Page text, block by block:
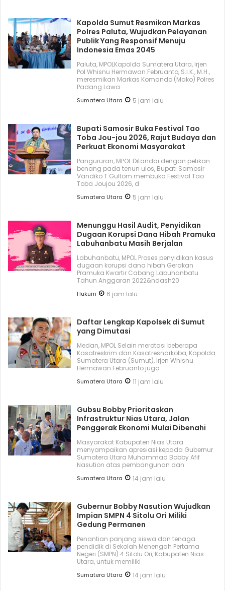
Kapolda Sumut Resmikan Markas
Polres Paluta, Wujudkan Pelayanan
Publik Yang Responsif Menuju
Indonesia Emas 2045
Paluta, MPOLKapolda Sumatera Utara, Irjen
Pol Whisnu Hermawan Februanto, S.I.K., M.H.,
meresmikan Markas Komando (Mako) Polres
Padang Lawa
Sumatera Utara 5 jam lalu
Bupati Samosir Buka Festival Tao
Toba Jou-jou 2026, Rajut Budaya dan
Perkuat Ekonomi Masyarakat
Pangururan, MPOL Ditandai dengan petikan
benang pada tenun ulos, Bupati Samosir
Vandiko T Gultom membuka Festival Tao
Toba Joujou 2026, d
Sumatera Utara 5 jam lalu
Menunggu Hasil Audit, Penyidikan
Dugaan Korupsi Dana Hibah Pramuka
Labuhanbatu Masih Berjalan
Labuhanbatu, MPOL Proses penyidikan kasus
dugaan korupsi dana hibah Gerakan
Pramuka Kwartir Cabang Labuhanbatu
Tahun Anggaran 2022&ndash20
Hukum 6 jam lalu
Daftar Lengkap Kapolsek di Sumut
yang Dimutasi
Medan, MPOL Selain merotasi beberapa
Kasatreskrim dan Kasatresnarkoba, Kapolda
Sumatera Utara (Sumut), Irjen Whisnu
Hermawan Februanto juga
Sumatera Utara 11 jam lalu
Gubsu Bobby Prioritaskan
Infrastruktur Nias Utara, Jalan
Penggerak Ekonomi Mulai Dibenahi
Masyarakat Kabupaten Nias Utara
menyampaikan apresiasi kepada Gubernur
Sumatera Utara Muhammad Bobby Afif
Nasution atas pembangunan dan
Sumatera Utara 14 jam lalu
Gubernur Bobby Nasution Wujudkan
Impian SMPN 4 Sitolu Ori Miliki
Gedung Permanen
Penantian panjang siswa dan tenaga
pendidik di Sekolah Menengah Pertama
Negeri (SMPN) 4 Sitolu Ori, Kabupaten Nias
Utara, untuk memiliki
Sumatera Utara 14 jam lalu